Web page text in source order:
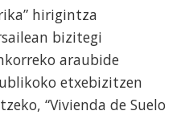
hirigintza
bizitegi
araubide
etxebizitzen
“Vivienda de Suelo